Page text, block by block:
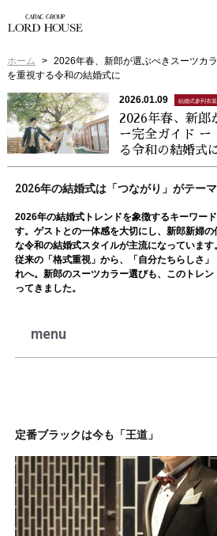
ホーム
2026年春、新郎が選ぶべきスーツカ
を重視する令和の結婚式に
2026.01.09 結婚式参列衣装
2026年春、新郎
ー完全ガイド ー
る令和の結婚式
2026年の結婚式は「つながり」がテーマ
2026年の結婚式トレンドを象徴するキーワー
す。ゲストとの一体感を大切にし、新郎新婦
な令和の結婚式スタイルが主流になっています。
従来の「格式重視」から、「自分たちらしさ
れへ。新郎のスーツカラー選びも、このトレ
ってきました。
menu
定番ブラックは今も「王道」